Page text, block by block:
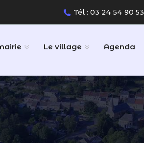
Tél : 03 24 54 90 53
Le village Agenda